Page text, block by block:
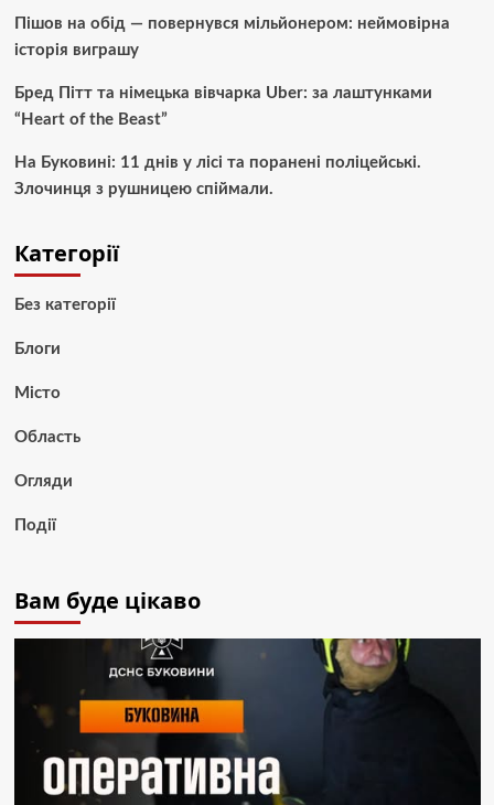
Пішов на обід — повернувся мільйонером: неймовірна
історія виграшу
Бред Пітт та німецька вівчарка Uber: за лаштунками
“Heart of the Beast”
На Буковині: 11 днів у лісі та поранені поліцейські.
Злочинця з рушницею спіймали.
Категорії
Без категорії
Блоги
Місто
Область
Огляди
Події
Вам буде цікаво